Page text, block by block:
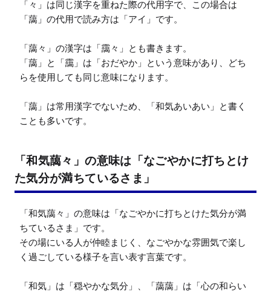
「々」は同じ漢字を重ねた際の代用字で、この場合は
「藹」の代用で読み方は「アイ」です。
「藹々」の漢字は「靄々」とも書きます。
「藹」と「靄」は「おだやか」という意味があり、どち
らを使用しても同じ意味になります。
「藹」は常用漢字でないため、「和気あいあい」と書く
ことも多いです。
「和気藹々」の意味は「なごやかに打ちとけ
た気分が満ちているさま」
「和気藹々」の意味は「なごやかに打ちとけた気分が満
ちているさま」です。
その場にいる人が仲睦まじく、なごやかな雰囲気で楽し
く過ごしている様子を言い表す言葉です。
「和気」は「穏やかな気分」、「藹藹」は「心の和らい